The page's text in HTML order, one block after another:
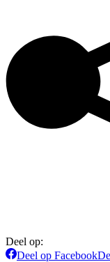
Deel op:
Deel op Facebook